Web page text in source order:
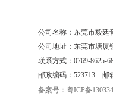
公司名称：东莞市毅廷
公司地址：东莞市塘厦
联系方式：0769-8625-
邮政编码：523713 邮
备案号：粤ICP备